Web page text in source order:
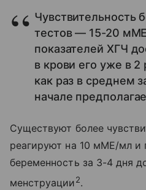
Чувствительность
тестов — 15-20
показателей ХГЧ
в крови его уже в 2
как раз в среднем
начале
Существуют более
реагируют на 10 мМЕ/мл и
беременность за 3-4 дня
менструации2.